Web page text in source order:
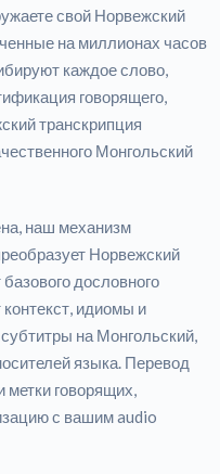
свой Норвежский
на миллионах часов
каждое слово,
говорящего,
транскрипция
Монгольский
наш механизм
Норвежский
дословного
идиомы и
на Монгольский,
языка. Перевод
метки говорящих,
с вашим audio